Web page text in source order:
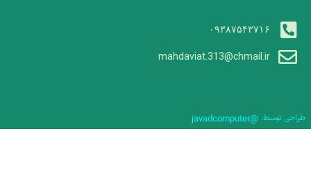
۰۹۳۸۷۵۴۳۷۱۶
mahdaviat.313@chmail.ir
طراحی توسط: @javadcomputer